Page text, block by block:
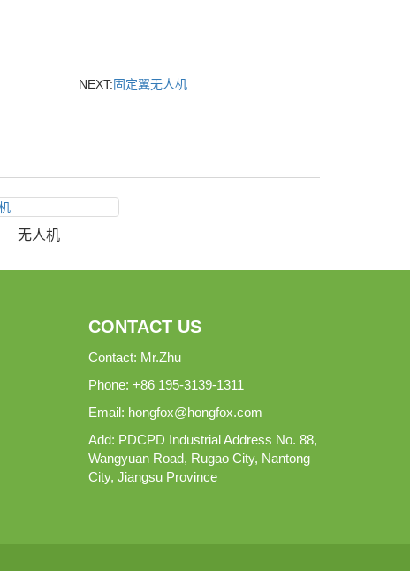
NEXT:固定翼无人机
无人机
CONTACT US
Contact: Mr.Zhu
Phone: +86 195-3139-1311
Email: hongfox@hongfox.com
Add: PDCPD Industrial Address No. 88,
Wangyuan Road, Rugao City, Nantong
City, Jiangsu Province